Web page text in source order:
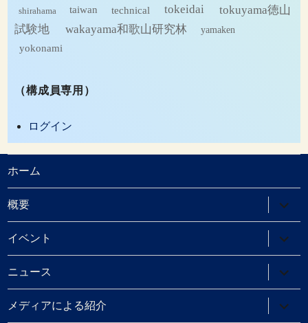
shirahama taiwan technical tokeidai
tokuyama徳山
試験地
wakayama和歌山研究林
yamaken
yokonami
（構成員専用）
ログイン
ホーム
概要
ブ
メ
ニ
ュ
ー
を
展
開
イベント
ブ
メ
ニ
ュ
ー
を
展
ニュース
ブ
メ
ニ
ュ
メディアによる紹介
ブ